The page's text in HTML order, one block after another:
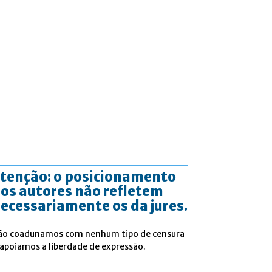
o posicionamento
autores não refletem
os da jures.
coadunamos com nenhum tipo de censura
a liberdade de expressão.